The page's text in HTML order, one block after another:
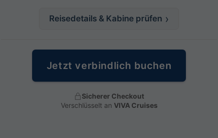
Reisedetails & Kabine prüfen
Jetzt verbindlich buchen
Sicherer Checkout
Verschlüsselt an VIVA Cruises